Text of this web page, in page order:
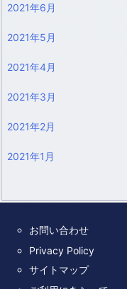
2021年6月
2021年5月
2021年4月
2021年3月
2021年2月
2021年1月
お問い合わせ
Privacy Policy
サイトマップ